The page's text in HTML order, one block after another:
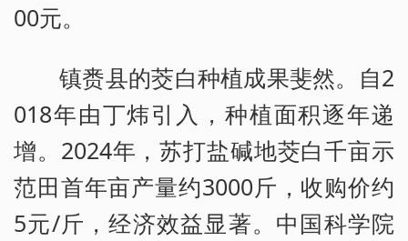
00元。
镇赉县的茭白种植成果斐然。自2
018年由丁炜引入，种植面积逐年递
增。2024年，苏打盐碱地茭白千亩示
范田首年亩产量约3000斤，收购价约
5元/斤，经济效益显著。中国科学院